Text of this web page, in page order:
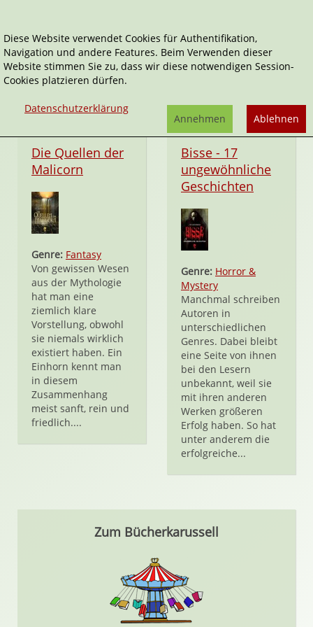
hockebooks
Die Quellen der
Malicorn
Genre: Fantasy
Von gewissen Wesen
aus der Mythologie
hat man eine
ziemlich klare
Vorstellung, obwohl
sie niemals wirklich
existiert haben. Ein
Einhorn kennt man
in diesem
Zusammenhang
meist sanft, rein und
friedlich....
eBook
Bisse - 17
ungewöhnliche
Geschichten
Genre: Horror &
Mystery
Manchmal schreiben
Autoren in
unterschiedlichen
Genres. Dabei bleibt
eine Seite von ihnen
bei den Lesern
unbekannt, weil sie
mit ihren anderen
Werken größeren
Erfolg haben. So hat
unter anderem die
erfolgreiche...
Zum Bücherkarussell
Diese Website verwendet Cookies für Authentifikation,
Navigation und andere Features. Beim Verwenden dieser
Website stimmen Sie zu, dass wir diese notwendigen Session-
Cookies platzieren dürfen.
Datenschutzerklärung
Ablehnen
Annehmen